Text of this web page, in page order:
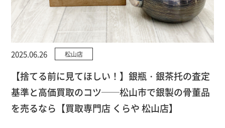
2025.06.26 松山店
【捨てる前に見てほしい！】銀瓶・銀茶托の査定
基準と高価買取のコツ──松山市で銀製の骨董品
を売るなら【買取専門店 くらや 松山店】